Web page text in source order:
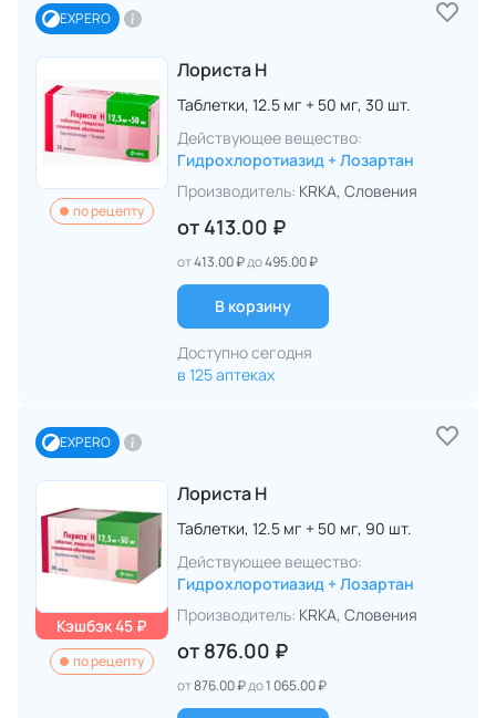
EXPERO
по рецепту
Лориста Н
Таблетки, 12.5 мг + 50 мг, 30 шт.
Действующее вещество:
Гидрохлоротиазид + Лозартан
Производитель: KRKA, Словения
от 413.00 ₽
от413.00 ₽до495.00 ₽
В корзину
Доступно сегодня
в 125 аптеках
EXPERO
Кэшбэк 45 ₽
по рецепту
Лориста Н
Таблетки, 12.5 мг + 50 мг, 90 шт.
Действующее вещество:
Гидрохлоротиазид + Лозартан
Производитель: KRKA, Словения
от 876.00 ₽
от876.00 ₽до1 065.00 ₽